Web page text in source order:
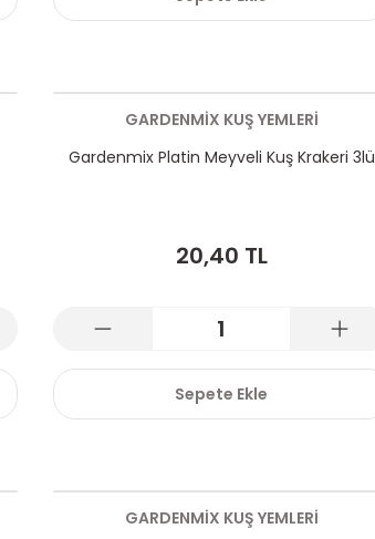
GARDENMİX KUŞ YEMLERİ
Gardenmix Platin Meyveli Kuş Krakeri 3lü
20,40 TL
Sepete Ekle
GARDENMİX KUŞ YEMLERİ